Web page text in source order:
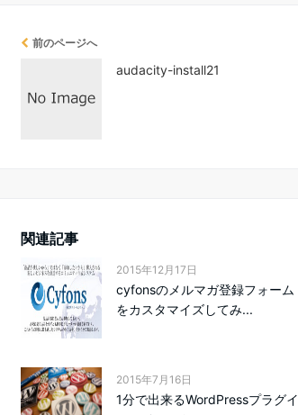
前のページへ
audacity-install21
関連記事
2015年12月17日
cyfonsのメルマガ登録フォーム
をカスタマイズしてみ...
2015年7月16日
1分で出来るWordPressプラグイ